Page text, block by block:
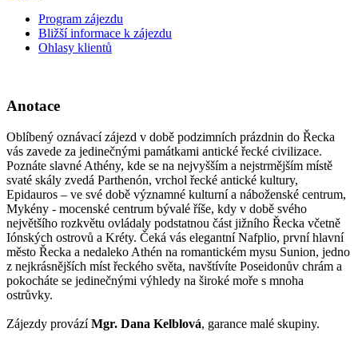
Program zájezdu
Bližší informace k zájezdu
Ohlasy klientů
Anotace
Oblíbený oznávací zájezd v době podzimních prázdnin do Řecka
vás zavede za jedinečnými památkami antické řecké civilizace.
Poznáte slavné Athény, kde se na nejvyšším a nejstrmějším místě
svaté skály zvedá Parthenón, vrchol řecké antické kultury,
Epidauros – ve své době významné kulturní a náboženské centrum,
Mykény - mocenské centrum bývalé říše, kdy v době svého
největšího rozkvětu ovládaly podstatnou část jižního Řecka včetně
Iónských ostrovů a Kréty. Čeká vás elegantní Nafplio, první hlavní
město Řecka a nedaleko Athén na romantickém mysu Sunion, jedno
z nejkrásnějších míst řeckého světa, navštívíte Poseidonův chrám a
pokocháte se jedinečnými výhledy na široké moře s mnoha
ostrůvky.
Zájezdy provázíMgr. Dana Kelblová, garance malé skupiny.